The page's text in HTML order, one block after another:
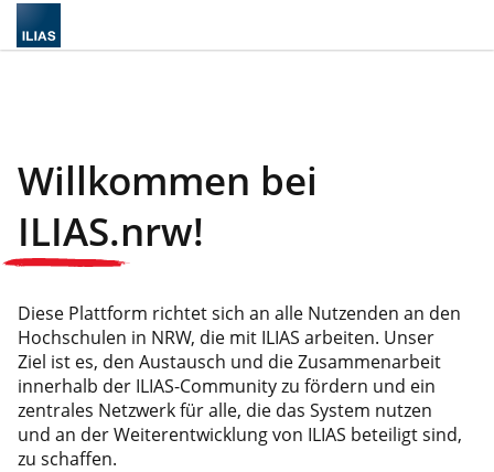
Willkommen bei
ILIAS.nrw!
Diese Plattform richtet sich an alle Nutzenden an den
Hochschulen in NRW, die mit ILIAS arbeiten. Unser
Ziel ist es, den Austausch und die Zusammenarbeit
innerhalb der ILIAS-Community zu fördern und ein
zentrales Netzwerk für alle, die das System nutzen
und an der Weiterentwicklung von ILIAS beteiligt sind,
zu schaffen.